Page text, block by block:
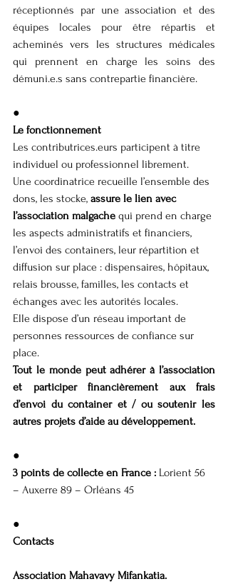
réceptionnés par une association et des
équipes locales pour être répartis et
acheminés vers les structures médicales
qui prennent en charge les soins des
démuni.e.s sans contrepartie financière.
●
Le fonctionnement
Les contributrices.eurs participent à titre
individuel ou professionnel librement.
Une coordinatrice recueille l’ensemble des
dons, les stocke, assure le lien avec
l’association malgache qui prend en charge
les aspects administratifs et financiers,
l’envoi des containers, leur répartition et
diffusion sur place : dispensaires, hôpitaux,
relais brousse, familles, les contacts et
échanges avec les autorités locales.
Elle dispose d’un réseau important de
personnes ressources de confiance sur
place.
Tout le monde peut adhérer à l’association
et participer financièrement aux frais
d’envoi du container et / ou soutenir les
autres projets d’aide au développement.
●
3 points de collecte en France : Lorient 56
– Auxerre 89 – Orléans 45
●
Contacts
Association Mahavavy Mifankatia.